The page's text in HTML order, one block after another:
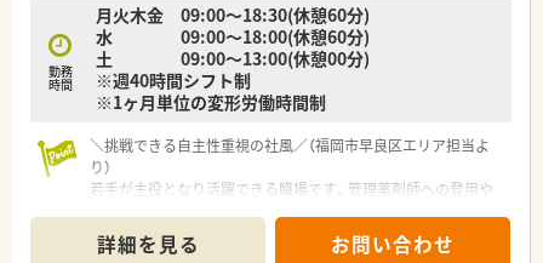
勤務
時間
月火木金 09:00～18:30(休憩60分)
水 09:00～18:00(休憩60分)
土 09:00～13:00(休憩00分)
※週40時間シフト制
※1ヶ月単位の変形労働時間制
＼挑戦できる自主性重視の社風／（福岡市早良区エリア担当よ
り）
若手が主役となり活躍できる職場です。管理薬剤師への登用や
できる環境が整っています。
詳細を見る お問い合わせ